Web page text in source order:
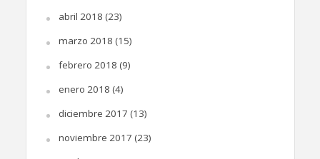
abril 2018 (23)
marzo 2018 (15)
febrero 2018 (9)
enero 2018 (4)
diciembre 2017 (13)
noviembre 2017 (23)